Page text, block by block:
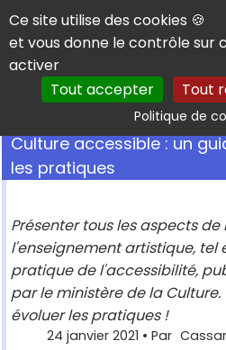
Panneau de gestion des cookies
Ce site utilise des cookies 🍪
et vous donne le contrôle sur
activer
Tout accepter
Tout
Politique de
Culture accessible : un
les pratiques
Présenter tous les aspects
l'enseignement artistique, tel
pratique de l'accessibilité,
par le ministère de la Culture.
évoluer les pratiques !
24 janvier 2021 • Par